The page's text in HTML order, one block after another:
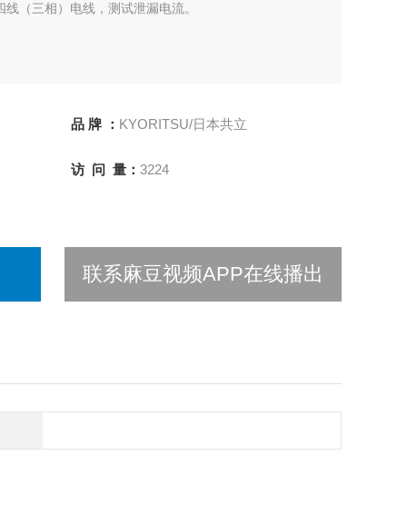
（三相）电线，测试泄漏电流。
品 牌 ： KYORITSU/日本共立
访 问 量： 3224
联系麻豆视频APP在线播出